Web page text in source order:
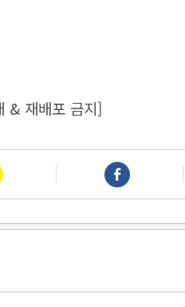
& 재배포 금지]